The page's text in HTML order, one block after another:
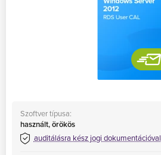
Szoftver típusa:
használt, örökös
auditálásra kész jogi dokumentációval